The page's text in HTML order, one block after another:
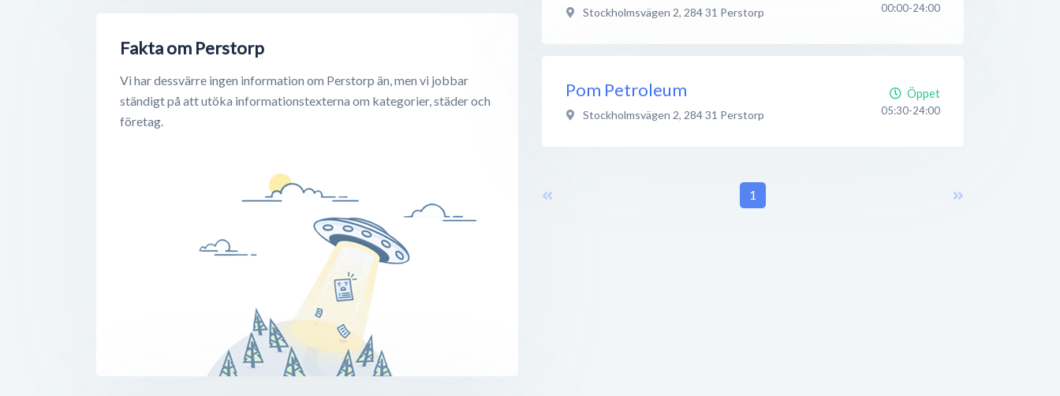
Fakta om Perstorp
Vi har dessvärre ingen information om Perstorp än, men vi jobbar
ständigt på att utöka informationstexterna om kategorier, städer och
företag.
Stockholmsvägen 2, 284 31 Perstorp 00:00-24:00
Pom Petroleum
Stockholmsvägen 2, 284 31 Perstorp
Öppet
05:30-24:00
1